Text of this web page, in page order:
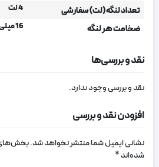
تعداد لنگه (لت) سفارشی 4 لت
ضخامت هر لنگه 16 میلی متر
نقد و بررسی‌ها
نقد و بررسی وجود ندارد.
افزودن نقد و بررسی
نشانی ایمیل شما منتشر نخواهد شد.بخش‌های
شده‌اند*